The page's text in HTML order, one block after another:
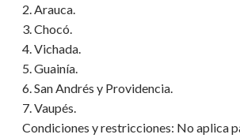
2. Arauca.
3. Chocó.
4. Vichada.
5. Guainía.
6. San Andrés y Providencia.
7. Vaupés.
Condiciones y restricciones: No aplica